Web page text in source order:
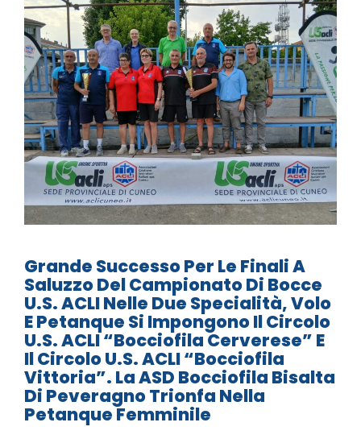
Grande Successo Per Le Finali A
Saluzzo Del Campionato Di Bocce
U.S. ACLI Nelle Due Specialità, Volo
E Petanque Si Impongono Il Circolo
U.S. ACLI “Bocciofila Cerverese” E
Il Circolo U.S. ACLI “Bocciofila
Vittoria”. La ASD Bocciofila Bisalta
Di Peveragno Trionfa Nella
Petanque Femminile